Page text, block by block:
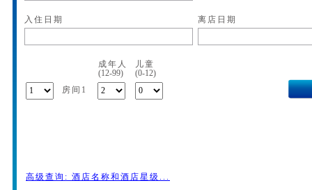
入住日期 离店日期
成年人
儿童
(12-99)
(0-12)
房间1
高级查询: 酒店名称和酒店星级...